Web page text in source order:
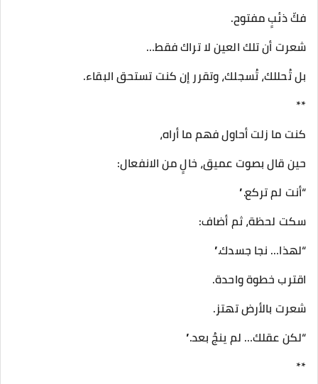
فكّ ذئبٍ مفتوح.
شعرت أن تلك العين لا تراك فقط…
بل تُحللك، تُسجلك، وتقرر إن كنت تستحق البقاء.
**
كنت ما زلت أحاول فهم ما أراه،
حين قال بصوت عميق، خالٍ من الانفعال:
“أنت لم تركع.”
سكت لحظة، ثم أضاف:
“لهذا… نجا جسدك.”
اقترب خطوة واحدة.
شعرت بالأرض تهتز.
“لكن عقلك… لم ينجُ بعد.”
**